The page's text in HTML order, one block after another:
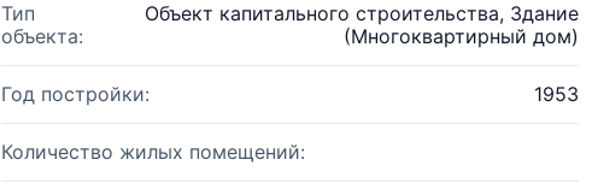
Тип
объекта:
Объект капитального строительства, Здание
(Многоквартирный дом)
Год постройки: 1953
Количество жилых помещений: